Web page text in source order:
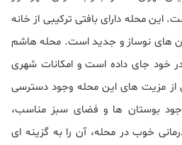
این محله دارای بافتی ترکیبی از خانه
های نوساز و جدید است. محله هاشم
خود جای داده است و امکانات شهری
از مزیت های این محله وجود دسترسی
بوستان ها و فضای سبز مناسب،
خوب در محله، آن را به گزینه ای